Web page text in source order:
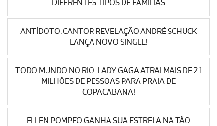
DIFERENTES TIPOS DE FAMÍLIAS
ANTÍDOTO: CANTOR REVELAÇÃO ANDRÉ SCHUCK
LANÇA NOVO SINGLE!
TODO MUNDO NO RIO: LADY GAGA ATRAI MAIS DE 2.1
MILHÕES DE PESSOAS PARA PRAIA DE
COPACABANA!
ELLEN POMPEO GANHA SUA ESTRELA NA TÃO